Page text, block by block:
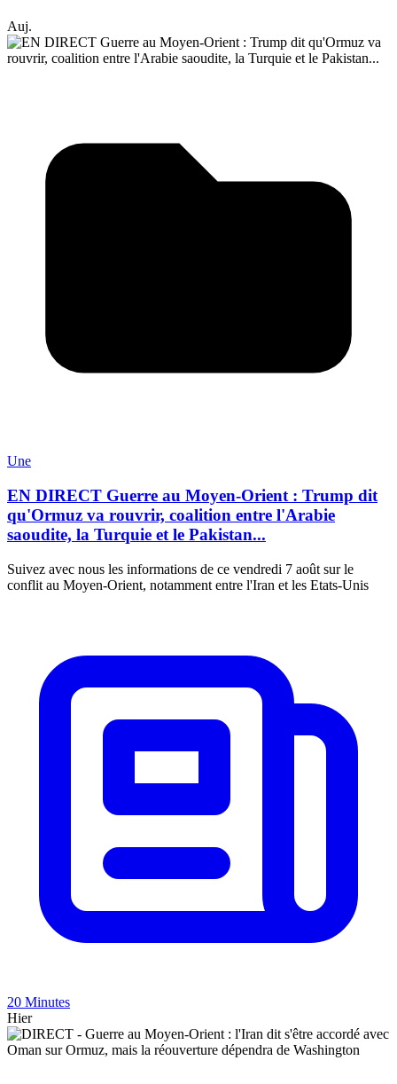
Auj.
Une
EN DIRECT Guerre au Moyen-Orient : Trump dit
qu'Ormuz va rouvrir, coalition entre l'Arabie
saoudite, la Turquie et le Pakistan...
Suivez avec nous les informations de ce vendredi 7 août sur le
conflit au Moyen-Orient, notamment entre l'Iran et les Etats-Unis
20 Minutes
Hier